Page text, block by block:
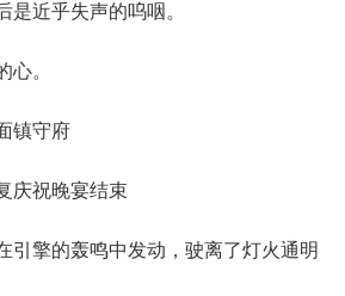
是近乎失声的呜咽。
。
镇守府
祝晚宴结束
擎的轰鸣中发动，驶离了灯火通明